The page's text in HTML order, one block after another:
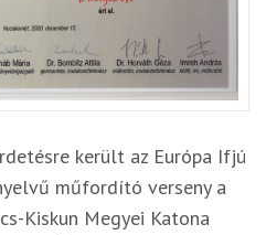
került az Európa Ifjú
műfordító verseny a
Kiskun Megyei Katona